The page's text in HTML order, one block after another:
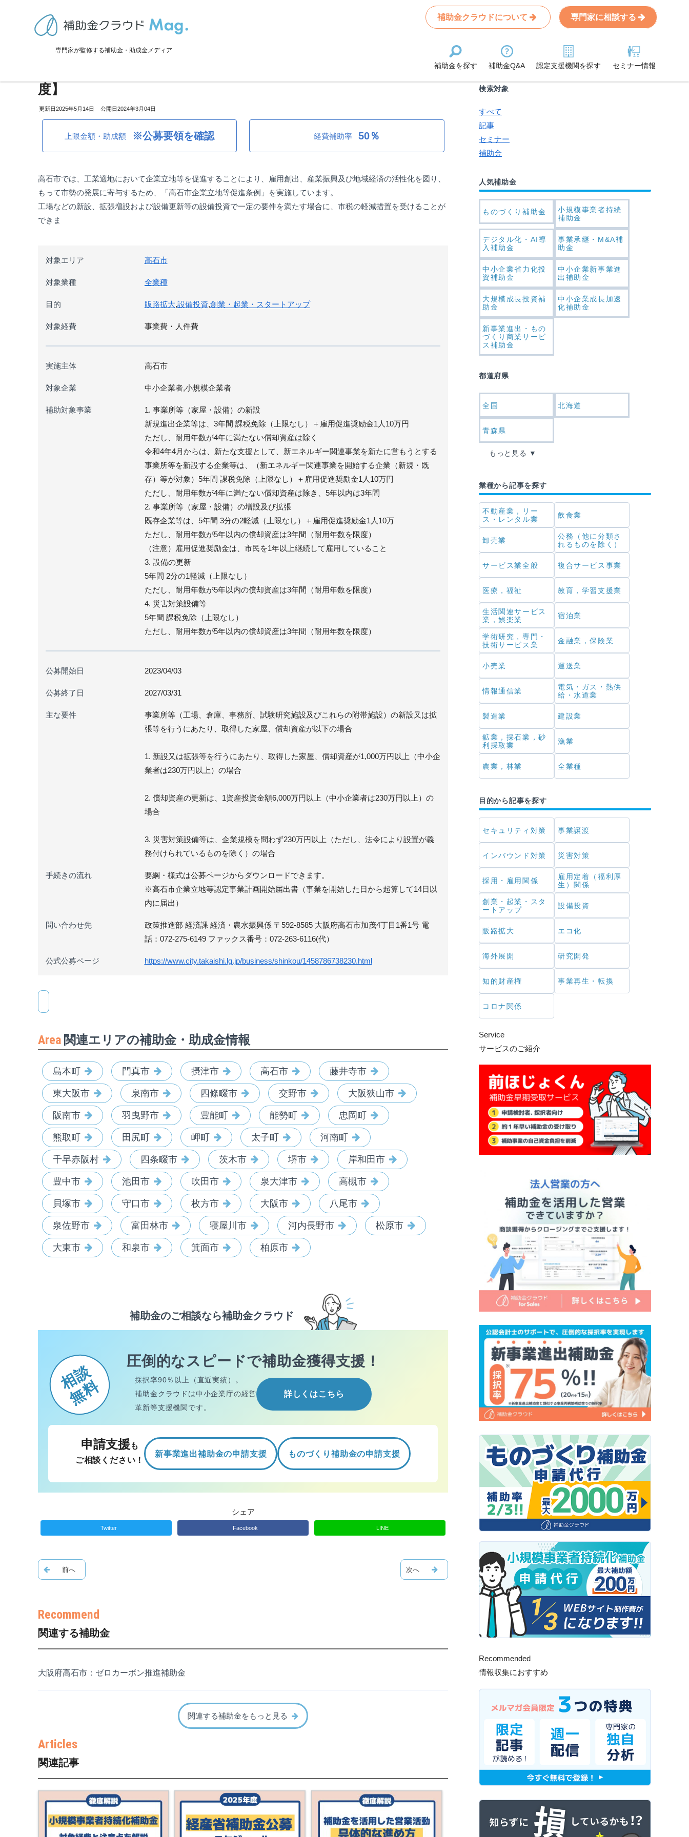
専門家が監修する補助金・助成金メディア
補助金クラウドについて 専門家に相談する
補助金を探す 補助金Q&A 認定支援機関を探す セミナー情報
>補助金・助成金詳細
大阪府高石市：企業の投資促進(市税優遇)制度 【企業立地等促進制
度】
2025年5月14日 2024年3月04日
上限金額・助成額 ※公募要領を確認 経費補助率 50％
高石市では、工業適地において企業立地等を促進することにより、雇用創出、産業振興及び地域経済の活性化を図り、
もって市勢の発展に寄与するため、「高石市企業立地等促進条例」を実施しています。
工場などの新設、拡張増設および設備更新等の設備投資で一定の要件を満たす場合に、市税の軽減措置を受けることが
できま
対象エリア 高石市
対象業種 全業種
目的 販路拡大,設備投資,創業・起業・スタートアップ
対象経費 事業費・人件費
実施主体 高石市
対象企業 中小企業者,小規模企業者
補助対象事業
1. 事業所等（家屋・設備）の新設
新規進出企業等は、3年間 課税免除（上限なし）＋雇用促進奨励金1人10万円
ただし、耐用年数が4年に満たない償却資産は除く
令和4年4月からは、新たな支援として、新エネルギー関連事業を新たに営もうとする
事業所等を新設する企業等は、（新エネルギー関連事業を開始する企業（新規・既
存）等が対象）5年間 課税免除（上限なし）＋雇用促進奨励金1人10万円
ただし、耐用年数が4年に満たない償却資産は除き、5年以内は3年間
2. 事業所等（家屋・設備）の増設及び拡張
既存企業等は、5年間 3分の2軽減（上限なし）＋雇用促進奨励金1人10万
ただし、耐用年数が5年以内の償却資産は3年間（耐用年数を限度）
（注意）雇用促進奨励金は、市民を1年以上継続して雇用していること
3. 設備の更新
5年間 2分の1軽減（上限なし）
ただし、耐用年数が5年以内の償却資産は3年間（耐用年数を限度）
4. 災害対策設備等
5年間 課税免除（上限なし）
ただし、耐用年数が5年以内の償却資産は3年間（耐用年数を限度）
公募開始日 2023/04/03
公募終了日 2027/03/31
主な要件
事業所等（工場、倉庫、事務所、試験研究施設及びこれらの附帯施設）の新設又は拡
張等を行うにあたり、取得した家屋、償却資産が以下の場合
1. 新設又は拡張等を行うにあたり、取得した家屋、償却資産が1,000万円以上（中小企
業者は230万円以上）の場合
2. 償却資産の更新は、1資産投資金額6,000万円以上（中小企業者は230万円以上）の
場合
3. 災害対策設備等は、企業規模を問わず230万円以上（ただし、法令により設置が義
務付けられているものを除く）の場合
手続きの流れ
要綱・様式は公募ページからダウンロードできます。
※高石市企業立地等認定事業計画開始届出書（事業を開始した日から起算して14日以
内に届出）
問い合わせ先
政策推進部 経済課 経済・農水振興係 〒592-8585 大阪府高石市加茂4丁目1番1号 電
話：072-275-6149 ファックス番号：072-263-6116(代）
公式公募ページ https://www.city.takaishi.lg.jp/business/shinkou/1458786738230.html
Area 関連エリアの補助金・助成金情報
島本町 門真市 摂津市 高石市 藤井寺市
東大阪市 泉南市 四條畷市 交野市 大阪狭山市
阪南市 羽曳野市 豊能町 能勢町 忠岡町
熊取町 田尻町 岬町 太子町 河南町
千早赤阪村 四条畷市 茨木市 堺市 岸和田市
豊中市 池田市 吹田市 泉大津市 高槻市
貝塚市 守口市 枚方市 大阪市 八尾市
泉佐野市 富田林市 寝屋川市 河内長野市 松原市
大東市 和泉市 箕面市 柏原市
補助金のご相談なら補助金クラウド
相談
無料
圧倒的なスピードで補助金獲得支援！
採択率90％以上（直近実績）。
補助金クラウドは中小企業庁の経営
革新等支援機関です。
詳しくはこちら
申請支援 も
ご相談ください！
新事業進出補助金の申請支援 ものづくり補助金の申請支援
シェア
Twitter Facebook LINE
関連する補助金
大阪府高石市：ゼロカーボン推進補助金
関連する補助金をもっと見る
関連記事
Search
条件から記事を探す
検索対象
すべて
記事
セミナー
補助金
人気補助金
ものづくり補助金
小規模事業者持続
補助金
デジタル化・AI導
入補助金
事業承継・M&A補
助金
中小企業省力化投
資補助金
中小企業新事業進
出補助金
大規模成長投資補
助金
中小企業成長加速
化補助金
新事業進出・もの
づくり商業サービ
ス補助金
都道府県
全国 北海道
青森県
もっと見る
業種から記事を探す
不動産業，リー
ス・レンタル業
飲食業
卸売業
公務（他に分類さ
れるものを除く）
サービス業全般 複合サービス事業
医療，福祉 教育，学習支援業
生活関連サービス
業，娯楽業
宿泊業
学術研究，専門・
技術サービス業
金融業，保険業
小売業 運送業
情報通信業
電気・ガス・熱供
給・水道業
製造業 建設業
鉱業，採石業，砂
利採取業
漁業
農業，林業 全業種
目的から記事を探す
セキュリティ対策 事業譲渡
インバウンド対策 災害対策
採用・雇用関係
雇用定着（福利厚
生）関係
創業・起業・スタ
ートアップ
設備投資
販路拡大 エコ化
海外展開 研究開発
知的財産権 事業再生・転換
コロナ関係
Service
サービスのご紹介
Recommended
情報収集におすすめ